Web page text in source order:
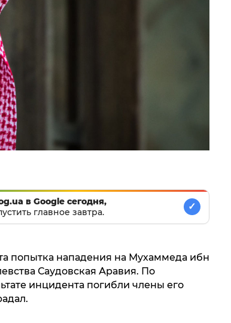
в Google сегодня,
главное завтра.
✓
попытка нападения на Мухаммеда ибн
Саудовская Аравия. По
инцидента погибли члены его